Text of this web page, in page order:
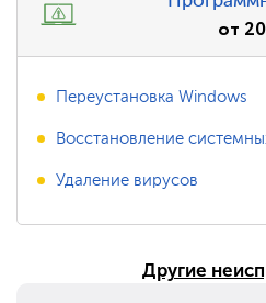
от
Переустановка Windows
Восстановление
Удаление вирусов
Другие